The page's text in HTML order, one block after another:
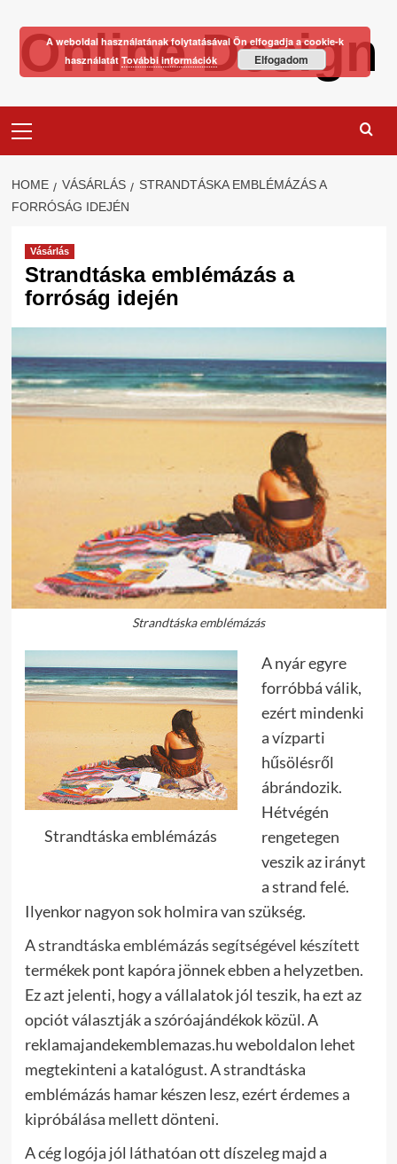
contentOnline Design
Menu
HOME VÁSÁRLÁS
STRANDTÁSKA EMBLÉMÁZÁS A
FORRÓSÁG IDEJÉN
Vásárlás
Strandtáska emblémázás a
forróság idején
Strandtáska emblémázás
Strandtáska emblémázás
A nyár egyre
forróbbá válik,
ezért mindenki
a vízparti
hűsölésről
ábrándozik.
Hétvégén
rengetegen
veszik az irányt
a strand felé.
Ilyenkor nagyon sok holmira van szükség.
Astrandtáska emblémázás segítségével készített
termékek pont kapóra jönnek ebben a helyzetben.
Ez azt jelenti, hogy a vállalatok jól teszik, ha ezt az
opciót választják a szóróajándékok közül. A
reklamajandekemblemazas.hu weboldalon lehet
megtekinteni a katalógust. A strandtáska
emblémázás hamar készen lesz, ezért érdemes a
kipróbálása mellett dönteni.
A cég logója jól láthatóan ott díszeleg majd a
A weboldal használatának folytatásával Ön elfogadja a cookie-k
használatát További információk Elfogadom